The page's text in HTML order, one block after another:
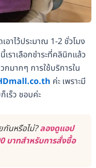
าไว้ประมาณ 1-2 ชั่วโมง
ราเลือกชำระที่คลินิกแล้ว
กมากๆ การใช้บริการใน
ค่ะ เพราะมี
ร็ว ชอบค่ะ
กันหรือไม่?ลองดูแอป
บาทสำหรับการสั่งซื้อ